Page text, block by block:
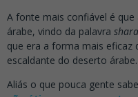
A fonte mais confiável é
árabe, vindo da palavra
que era a forma mais eficaz
escaldante do deserto árabe.
Aliás o que pouca gente